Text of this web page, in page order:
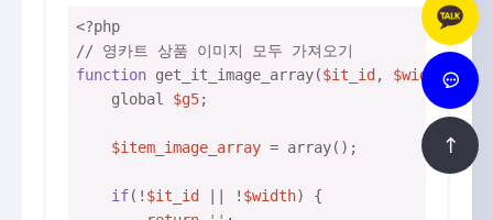
<?php
// 영카트 상품 이미지 모두 가져오기
function get_it_image_array($it_id , $width,
global $g5;
$item_image_array = array();
if(! $it_id || ! $width) {